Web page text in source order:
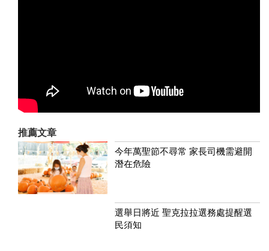
推薦文章
今年萬聖節不尋常 家長司機需避開
潛在危險
選舉日將近 聖克拉拉選務處提醒選
民須知